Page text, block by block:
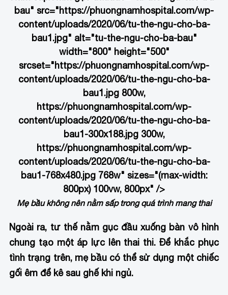
bau" src="https://phuongnamhospital.com/wp-
content/uploads/2020/06/tu-the-ngu-cho-ba-
bau1.jpg" alt="tu-the-ngu-cho-ba-bau"
width="800" height="500"
srcset="https://phuongnamhospital.com/wp-
content/uploads/2020/06/tu-the-ngu-cho-ba-
bau1.jpg 800w,
https://phuongnamhospital.com/wp-
content/uploads/2020/06/tu-the-ngu-cho-ba-
bau1-300x188.jpg 300w,
https://phuongnamhospital.com/wp-
content/uploads/2020/06/tu-the-ngu-cho-ba-
bau1-768x480.jpg 768w" sizes="(max-width:
800px) 100vw, 800px" />
Mẹ bầu không nên nằm sấp trong quá trình mang thai
Ngoài ra, tư thế nằm gục đầu xuống bàn vô hình
chung tạo một áp lực lên thai thi. Để khắc phục
tình trạng trên, mẹ bầu có thể sử dụng một chiếc
gối êm để kê sau ghế khi ngủ.